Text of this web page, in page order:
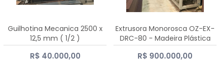
Guilhotina Mecanica 2500 x
12,5 mm ( 1/2 )
R$ 40.000,00
Extrusora Monorosca OZ-EX-
DRC-80 - Madeira Plástica
R$ 900.000,00